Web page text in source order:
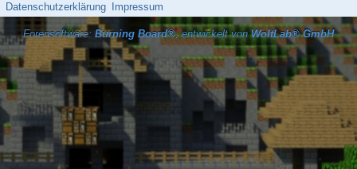
Datenschutzerklärung Impressum
Forensoftware: Burning Board®, entwickelt vonWoltLab® GmbH